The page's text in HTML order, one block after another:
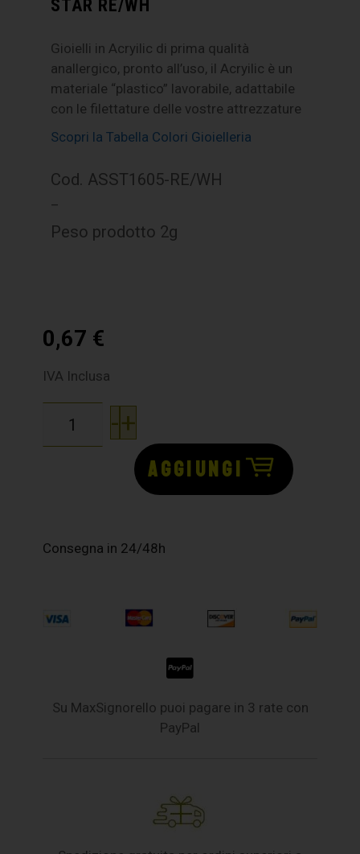
STAR RE/WH
Gioielli in Acryilic di prima qualità
anallergico, pronto all’uso, il Acryilic è un
materiale “plastico” lavorabile, adattabile
con le filettature delle vostre attrezzature
Scopri la Tabella Colori Gioielleria
Cod. ASST1605-RE/WH
–
Peso prodotto 2g
0,67 €
IVA Inclusa
-+
AGGIUNGI
Consegna in 24/48h
Su MaxSignorello puoi pagare in 3 rate con
PayPal